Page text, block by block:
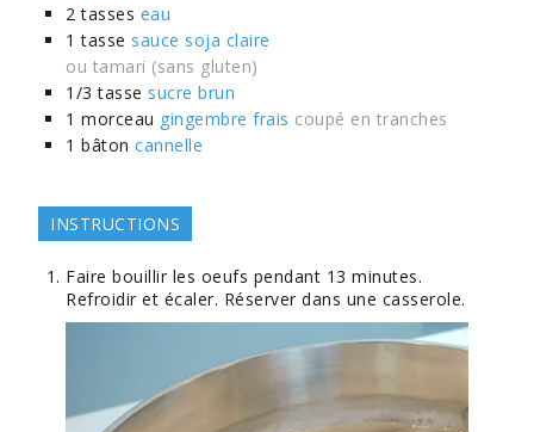
2 tasses eau
1 tasse sauce soja claire
ou tamari (sans gluten)
1/3 tasse sucre brun
1 morceau gingembre frais coupé en tranches
1 bâton cannelle
INSTRUCTIONS
Faire bouillir les oeufs pendant 13 minutes.
Refroidir et écaler. Réserver dans une casserole.